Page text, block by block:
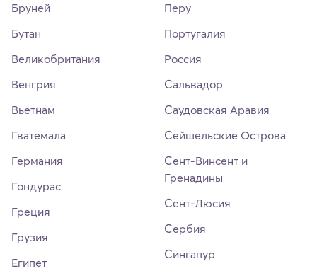
Бруней
Бутан
Великобритания
Венгрия
Вьетнам
Гватемала
Германия
Гондурас
Греция
Грузия
Египет
Перу
Португалия
Россия
Сальвадор
Саудовская Аравия
Сейшельские Острова
Сент-Винсент и
Гренадины
Сент-Люсия
Сербия
Сингапур